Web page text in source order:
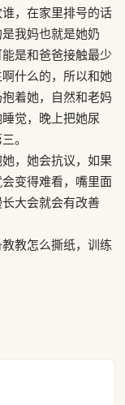
，在家里排号的话
我妈也就是她奶
是和爸爸接触最少
什么的，所以和她
着她，自然和老妈
觉，晚上把她尿
。
，她会抗议，如果
变得难看，嘴里面
大会就会有改善
教怎么撕纸，训练